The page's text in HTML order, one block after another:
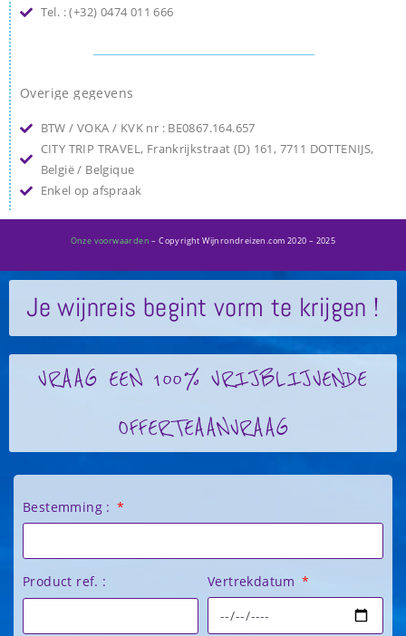
Tel. : (+32) 0474 011 666
Overige gegevens
BTW / VOKA / KVK nr : BE0867.164.657
CITY TRIP TRAVEL, Frankrijkstraat (D) 161, 7711 DOTTENIJS,
België / Belgique
Enkel op afspraak
Onze voorwaarden – Copyright Wijnrondreizen.com 2020 – 2025
Je wijnreis begint vorm te krijgen !
VRAAG EEN 100% VRIJBLIJVENDE
OFFERTEAANVRAAG
Bestemming :
Product ref. : Vertrekdatum